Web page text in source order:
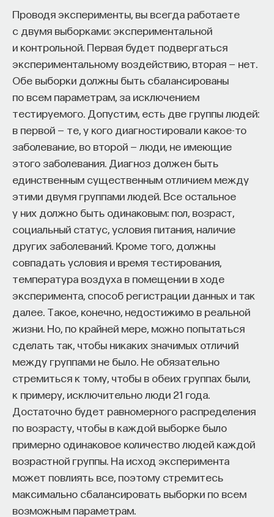
Проводя эксперименты, вы всегда работаете
с двумя выборками: экспериментальной
и контрольной. Первая будет подвергаться
экспериментальному воздействию, вторая — нет.
Обе выборки должны быть сбалансированы
по всем параметрам, за исключением
тестируемого. Допустим, есть две группы людей:
в первой — те, у кого диагностировали какое-то
заболевание, во второй — люди, не имеющие
этого заболевания. Диагноз должен быть
единственным существенным отличием между
этими двумя группами людей. Все остальное
у них должно быть одинаковым: пол, возраст,
социальный статус, условия питания, наличие
других заболеваний. Кроме того, должны
совпадать условия и время тестирования,
температура воздуха в помещении в ходе
эксперимента, способ регистрации данных и так
далее. Такое, конечно, недостижимо в реальной
жизни. Но, по крайней мере, можно попытаться
сделать так, чтобы никаких значимых отличий
между группами не было. Не обязательно
стремиться к тому, чтобы в обеих группах были,
к примеру, исключительно люди 21 года.
Достаточно будет равномерного распределения
по возрасту, чтобы в каждой выборке было
примерно одинаковое количество людей каждой
возрастной группы. На исход эксперимента
может повлиять все, поэтому стремитесь
максимально сбалансировать выборки по всем
возможным параметрам.
КУРС
Наука сна: как управлять
своим сном
Внеси свой вклад в дело
просвещения!
в малозначительных университетах, почти
не имеют никаких шансов достичь известности.
Даже в тех дисциплинах, где распределение
профессиональных наград не контролируется
целиком небольшим кругом департаментов,
препятствие в виде происхождения
из департамента низкого престижа едва ли можно
полностью преодолеть (Caplow and McGee 1959:
225).
Количественные исследования подтвердили то,
о чем говорили в интервью профессора: престиж
департамента, присвоившего степень, является
самым важным фактором для предсказания
престижа департамента, который стал первым
местом работы свежего Ph.D. Этот неизменный
для последних пятидесяти лет результат будет
наблюдаться и в случае социальных, и в случае
естественных наук: физики, химии, математики
и биологии.
Caplow, Theodore and Reece J. McGee. 1959. The
Academic Marketplace. New York: Basic Books.
Hargens, Lowell L. and Warren Hagstrom.
"Sponsored and contest mobility of American
academic scientists." Sociology of Education
Baldi, Stephane.1995. "Prestige determinants of first
academic job for new sociology PhDs 1985–1992."
Sociological Quarterly 36:777–89.